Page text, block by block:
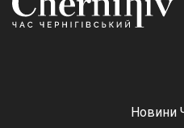
Новини